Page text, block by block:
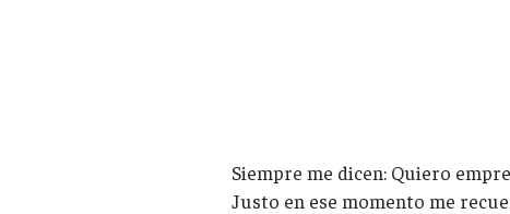
Siempre me dicen: Quiero
Justo en ese momento me